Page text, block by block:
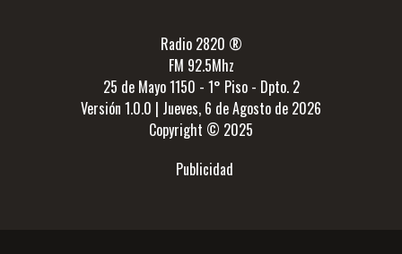
Radio 2820 ®
FM 92.5Mhz
25 de Mayo 1150 - 1° Piso - Dpto. 2
Versión 1.0.0 | Jueves, 6 de Agosto de 2026
Copyright © 2025
Publicidad